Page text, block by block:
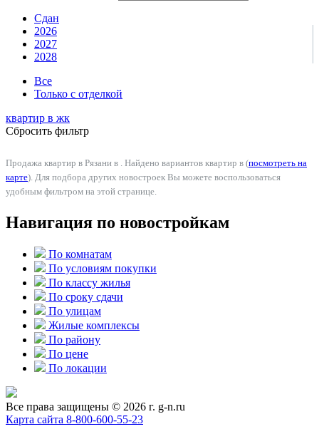
Сдан
2026
2027
2028
Все
Только с отделкой
квартир в жк
Сбросить фильтр
Продажа квартир в Рязани в . Найдено вариантов квартир в (посмотреть на
карте). Для подбора других новостроек Вы можете воспользоваться
удобным фильтром на этой странице.
Навигация по новостройкам
По комнатам
По условиям покупки
По классу жилья
По сроку сдачи
По улицам
Жилые комплексы
По району
По цене
По локации
Все права защищены © 2026 г. g-n.ru
Карта сайта 8-800-600-55-23